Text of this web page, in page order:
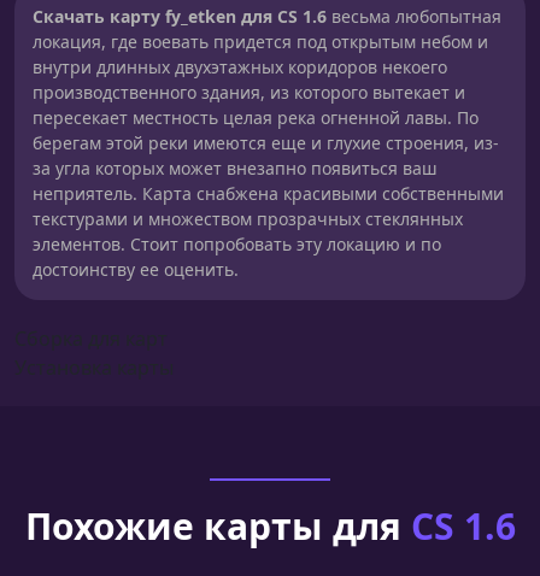
Скачать карту fy_etken для CS 1.6 весьма любопытная
локация, где воевать придется под открытым небом и
внутри длинных двухэтажных коридоров некоего
производственного здания, из которого вытекает и
пересекает местность целая река огненной лавы. По
берегам этой реки имеются еще и глухие строения, из-
за угла которых может внезапно появиться ваш
неприятель. Карта снабжена красивыми собственными
текстурами и множеством прозрачных стеклянных
элементов. Стоит попробовать эту локацию и по
достоинству ее оценить.
Похожие карты для CS 1.6